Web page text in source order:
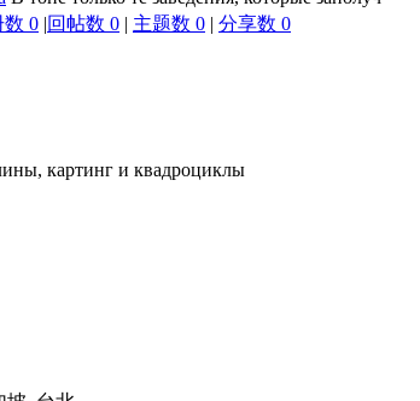
数 0 |回帖数 0 | 主题数 0 | 分享数 0
картинг и квадроциклы